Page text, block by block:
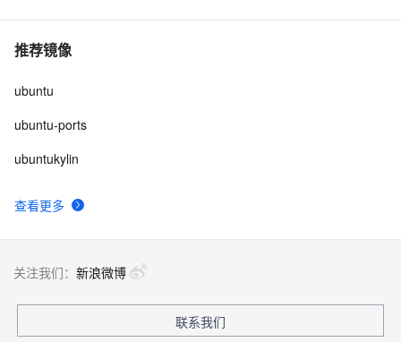
推荐镜像
查看更多
ubuntu
ubuntu-ports
ubuntukylin
关注我们： 新浪微博
联系我们